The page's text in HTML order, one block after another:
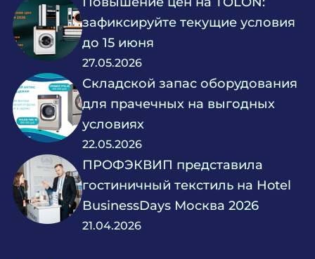
зафиксируйте текущие условия
до 15 июня
27.05.2026
Складской запас оборудования
для прачечных на выгодных
условиях
22.05.2026
ПРОФЭКВИП представила
гостиничный текстиль на Hotel
BusinessDays Москва 2026
21.04.2026